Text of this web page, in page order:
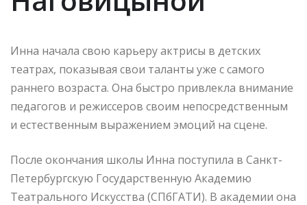
Инна начала свою карьеру актрисы в детских
театрах, показывая свои таланты уже с самого
раннего возраста. Она быстро привлекла внимание
педагогов и режиссеров своим непосредственным
и естественным выражением эмоций на сцене.
После окончания школы Инна поступила в Санкт-
Петербургскую Государственную Академию
Театрального Искусства (СПбГАТИ). В академии она